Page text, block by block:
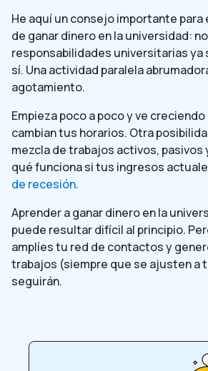
He aquí un consejo importante
de ganar dinero en la universidad:
responsabilidades universitarias ya
sí. Una actividad paralela
agotamiento.
Empieza poco a poco y ve
cambian tus horarios. Otra
mezcla de trabajos activos, pasivos
qué funciona si tus ingresos
de recesión.
Aprender a ganar dinero en la
puede resultar difícil al principio.
amplíes tu red de contactos y
trabajos (siempre que se ajusten a
seguirán.